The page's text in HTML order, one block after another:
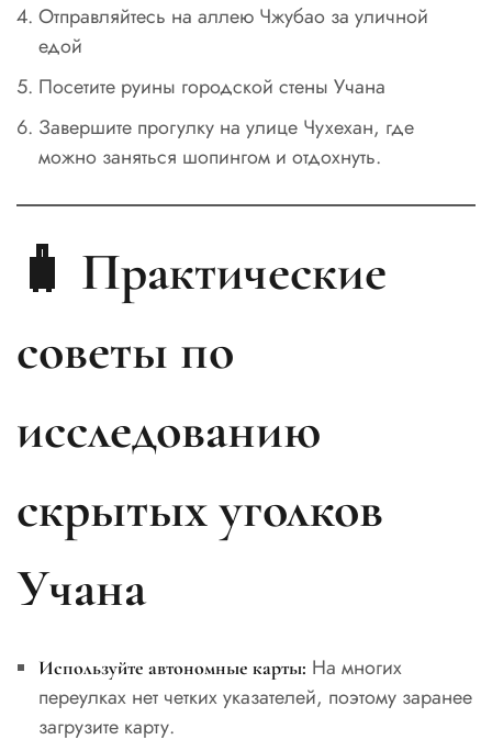
Отправляйтесь на аллею Чжубао за уличной
едой
Посетите руины городской стены Учана
Завершите прогулку на улице Чухехан, где
можно заняться шопингом и отдохнуть.
🧳 Практические
советы по
исследованию
скрытых уголков
Учана
Используйте автономные карты: На многих
переулках нет четких указателей, поэтому заранее
загрузите карту.